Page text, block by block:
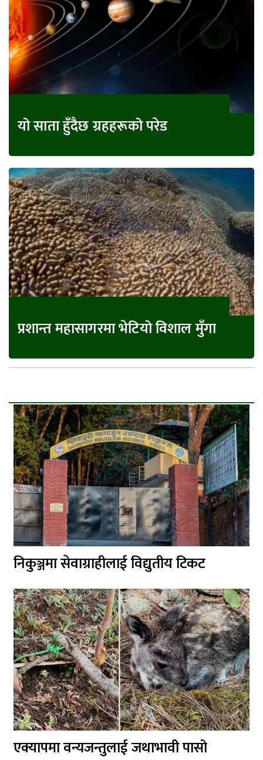
यो साता हुँदैछ ग्रहहरूको परेड
प्रशान्त महासागरमा भेटियो विशाल मुँगा
निकुञ्जमा सेवाग्राहीलाई विद्युतीय टिकट
एक्यापमा वन्यजन्तुलाई जथाभावी पासो